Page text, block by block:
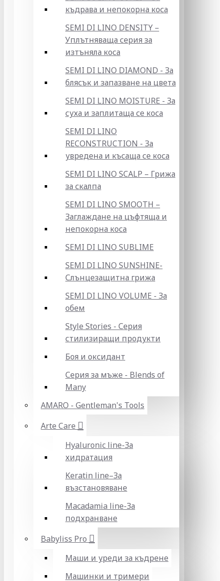
къдрава и непокорна коса
SEMI DI LINO DENSITY –
Уплътняваща серия за
изтъняла коса
SEMI DI LINO DIAMOND - За
блясък и запазване на цвета
SEMI DI LINO MOISTURE - За
суха и заплитаща се коса
SEMI DI LINO
RECONSTRUCTION - За
увредена и късаща се коса
SEMI DI LINO SCALP – Грижа
за скалпа
SEMI DI LINO SMOOTH –
Заглаждане на цъфтяща и
непокорна коса
SEMI DI LINO SUBLIME
SEMI DI LINO SUNSHINE-
Слънцезащитна грижа
SEMI DI LINO VOLUME - За
обем
Style Stories - Серия
стилизиращи продукти
Боя и оксидант
Серия за мъже - Blends of
Many
AMARO - Gentleman's Tools
Arte Care
Hyaluronic line-За
хидратация
Keratin line–За
възстановяване
Macadamia line-За
подхранване
Babyliss Pro
Маши и уреди за къдрене
Машинки и тримери